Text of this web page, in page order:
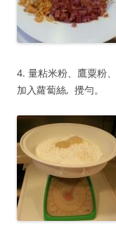
4. 量粘米粉、鷹粟粉
加入蘿蔔絲, 攪勻。